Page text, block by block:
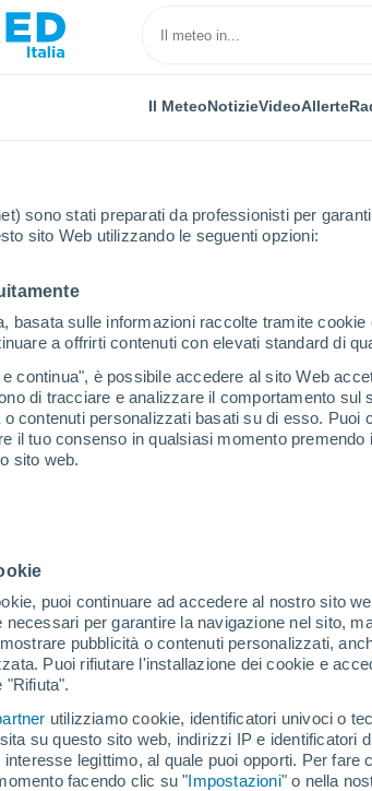
sono stati preparati da professionisti per
sito Web utilizzando le seguenti opzioni:
basata sulle informazioni raccolte tramite
a offrirti contenuti con elevati standard di
continua", è possibile accedere al sito Web
di tracciare e analizzare il comportamento sul
contenuti personalizzati basati su di esso. Puoi
il tuo consenso in qualsiasi momento premendo
sito web.
puoi continuare ad accedere al nostro sito
per garantire la navigazione nel sito,
pubblicità o contenuti personalizzati,
Puoi rifiutare l'installazione dei cookie e
"Rifiuta".
utilizziamo cookie, identificatori univoci o
su questo sito web, indirizzi IP e identificatori
legittimo, al quale puoi opporti. Per
facendo clic su "Impostazioni" o nella
Il MeteoNotizieVideoAllerte
Jersey
Jersey
Tutto il giorno Simbolo
Long
Parsippany-
Troy Hills
23°
Trenton
22°
Washington
borough